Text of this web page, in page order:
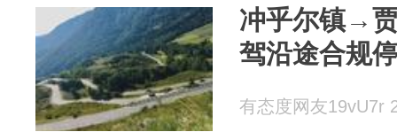
冲乎尔镇→
驾沿途合规
有态度网友19vU7r